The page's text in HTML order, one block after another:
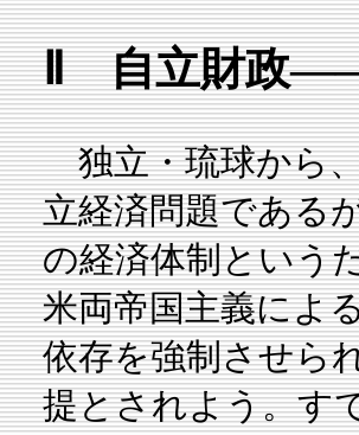
Ⅱ 自立財政
独立・琉球から、
立経済問題である
の経済体制という
米両帝国主義によ
依存を強制させら
提とされよう。す